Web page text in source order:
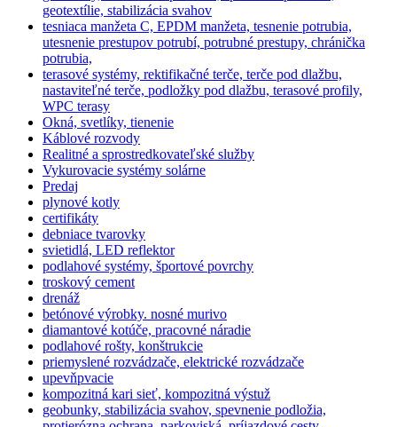
geotextílie, stabilizácia svahov
tesniaca manžeta C, EPDM manžeta, tesnenie potrubia,
utesnenie prestupov potrubí, potrubné prestupy, chránička
potrubia,
terasové systémy, rektifikačné terče, terče pod dlažbu,
nastaviteľné terče, podložky pod dlažbu, terasové profily,
WPC terasy
Okná, svetlíky, tienenie
Káblové rozvody
Realitné a sprostredkovateľské služby
Vykurovacie systémy solárne
Predaj
plynové kotly
certifikáty
debniace tvarovky
svietidlá, LED reflektor
podlahové systémy, športové povrchy
troskový cement
drenáž
betónové výrobky. nosné murivo
diamantové kotúče, pracovné náradie
podlahové rošty, konštrukcie
priemyslené rozvádzače, elektrické rozvádzače
upevňpvacie
kompozitná kari sieť, kompozitná výstuž
geobunky, stabilizácia svahov, spevnenie podložia,